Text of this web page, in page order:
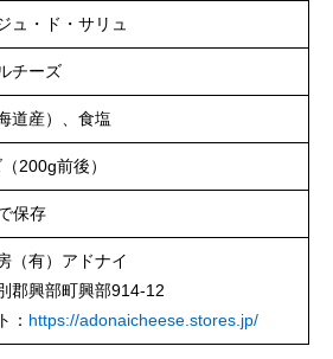
ュ・ド・サリュ
チーズ
道産）、食塩
200g前後）
保存
（有）アドナイ
郡興部町興部914-12
： https://adonaicheese.stores.jp/